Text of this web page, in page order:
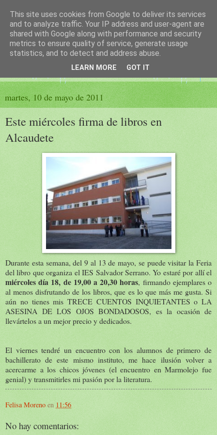
El sueño de las palabras
PÁGINA LITERARIA DE FELISA MORENO
martes, 10 de mayo de 2011
Este miércoles firma de libros en
Alcaudete
Durante esta semana, del 9 al 13 de mayo, se puede visitar la Feria
del libro que organiza el IES Salvador Serrano. Yo estaré por allí el
miércoles día 18, de 19,00 a 20,30 horas, firmando ejemplares o
al menos disfrutando de los libros, que es lo que más me gusta. Si
aún no tienes mis TRECE CUENTOS INQUIETANTES o LA
ASESINA DE LOS OJOS BONDADOSOS, es la ocasión de
llevártelos a un mejor precio y dedicados.
El viernes tendré un encuentro con los alumnos de primero de
bachillerato de este mismo instituto, me hace ilusión volver a
acercarme a los chicos jóvenes (el encuentro en Marmolejo fue
genial) y transmitirles mi pasión por la literatura.
Felisa Moreno en 11:56
No hay comentarios:
This site uses cookies from Google to deliver its services
and to analyze traffic. Your IP address and user-agent are
shared with Google along with performance and security
metrics to ensure quality of service, generate usage
statistics, and to detect and address abuse.
LEARN MORE GOT IT